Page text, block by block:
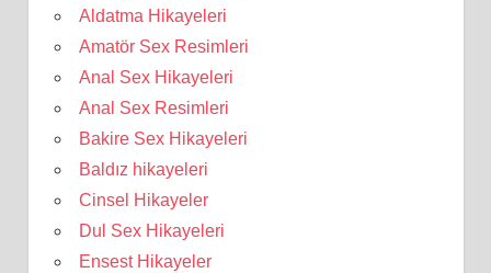
Aldatma Hikayeleri
Amatör Sex Resimleri
Anal Sex Hikayeleri
Anal Sex Resimleri
Bakire Sex Hikayeleri
Baldız hikayeleri
Cinsel Hikayeler
Dul Sex Hikayeleri
Ensest Hikayeler